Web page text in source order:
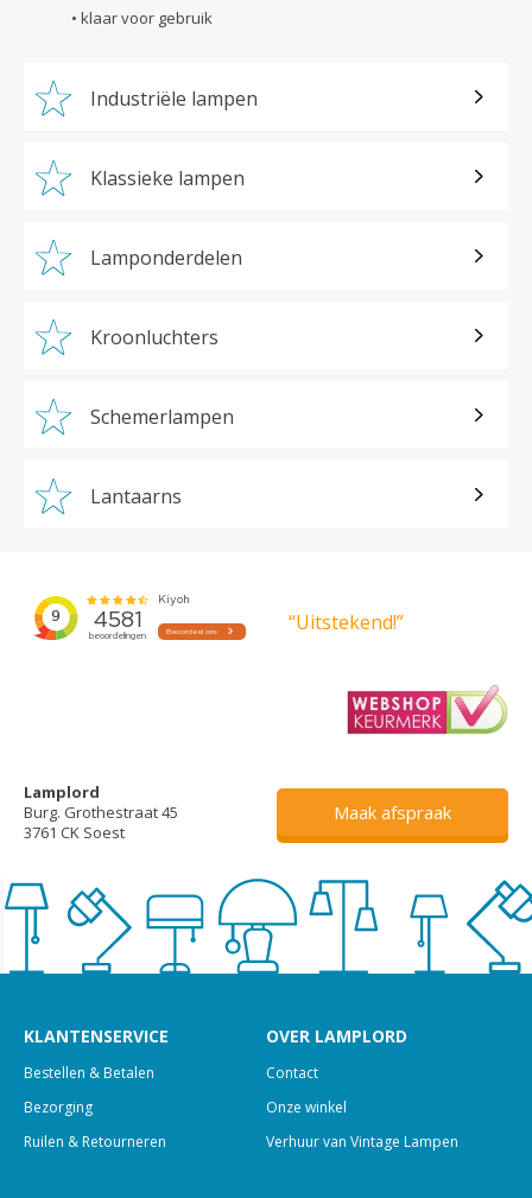
• klaar voor gebruik
Industriële lampen
Klassieke lampen
Lamponderdelen
Kroonluchters
Schemerlampen
Lantaarns
“Uitstekend!”
Lamplord
Burg. Grothestraat 45
3761 CK Soest
Maak afspraak
KLANTENSERVICE
Bestellen & Betalen
Bezorging
Ruilen & Retourneren
OVER LAMPLORD
Contact
Onze winkel
Verhuur van Vintage Lampen